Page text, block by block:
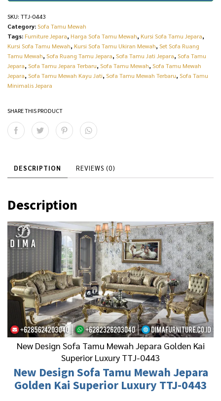
w
a
s
:
3
5
0
0
0
0
.
:
R
p
0
.
SKU: TTJ-0443
Category: Sofa Tamu Mewah
Tags: Furniture Jepara, Harga Sofa Tamu Mewah, Kursi Sofa Tamu Jepara,
Kursi Sofa Tamu Mewah, Kursi Sofa Tamu Ukiran Mewah, Set Sofa Ruang
Tamu Mewah, Sofa Ruang Tamu Jepara, Sofa Tamu Jati Jepara, Sofa Tamu
Jepara, Sofa Tamu Jepara Terbaru, Sofa Tamu Mewah, Sofa Tamu Mewah
Jepara, Sofa Tamu Mewah Kayu Jati, Sofa Tamu Mewah Terbaru, Sofa Tamu
Minimalis Jepara
SHARE THIS PRODUCT
DESCRIPTION REVIEWS (0)
Description
New Design Sofa Tamu Mewah Jepara Golden Kai
Superior Luxury TTJ-0443
New DesignSofa Tamu Mewah Jepara
Golden Kai Superior Luxury TTJ-0443